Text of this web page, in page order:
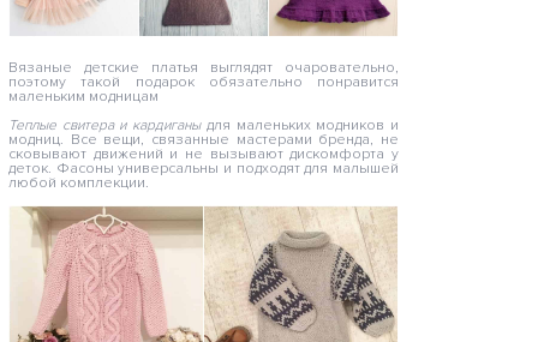
Вязаные детские платья выглядят очаровательно,
поэтому такой подарок обязательно понравится
маленьким модницам
Теплые свитера и кардиганыдля маленьких модников и
модниц. Все вещи, связанные мастерами бренда, не
сковывают движений и не вызывают дискомфорта у
деток. Фасоны универсальны и подходят для малышей
любой комплекции.